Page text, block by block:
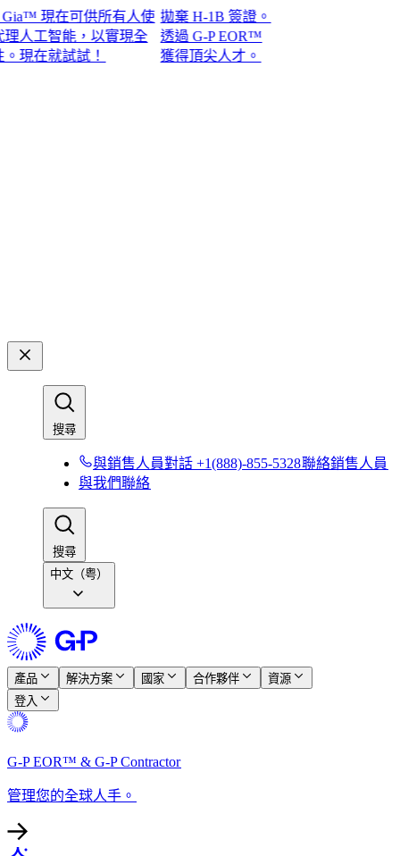
現在可供所有人使
智能，以實現全
在就試試！​​
拋棄 H-1B 簽證。
透過 G-P EOR™
獲得頂尖人才。​​
搜尋​​
與銷售人員對話 +1(888)-855-5328​​聯絡銷售人員​​
與我們聯絡​​
搜尋​​
中文（粤）
產品​​ 解決方案​​ 國家​​ 合作夥伴​​
資源​​
登入​​
G-P EOR™ & G-P Contractor​​
管理您的全球人手。​​